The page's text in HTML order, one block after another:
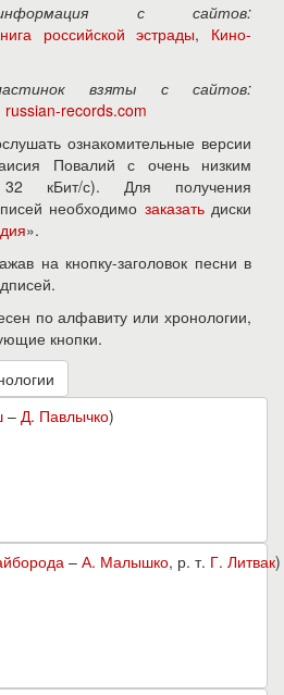
информация с сайтов:
российской эстрады, Кино-
взяты с сайтов:
russian-records.com
ознакомительные версии
Повалий с очень низким
кБит/с). Для получения
необходимо заказатьдиски
».
на кнопку-заголовок песни в
по алфавиту или хронологии,
кнопки.
– Д. Павлычко)
– А. Малышко, р. т. Г. Литвак)